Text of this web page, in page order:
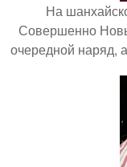
На
Совершенно
очередной наряд,